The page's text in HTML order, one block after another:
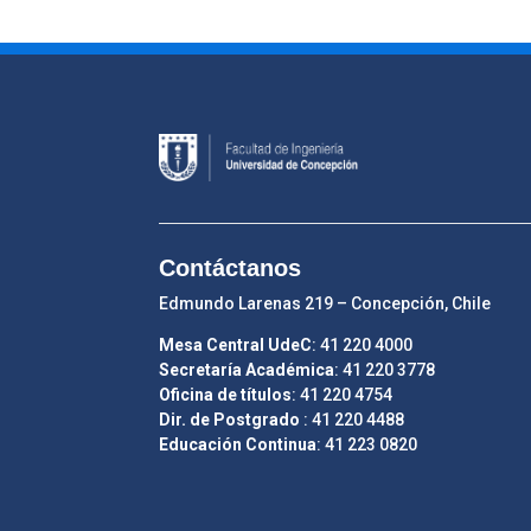
Contáctanos
Edmundo Larenas 219 – Concepción, Chile
Mesa Central UdeC: 41 220 4000
Secretaría Académica: 41 220 3778
Oficina de títulos: 41 220 4754
Dir. de Postgrado : 41 220 4488
Educación Continua: 41 223 0820